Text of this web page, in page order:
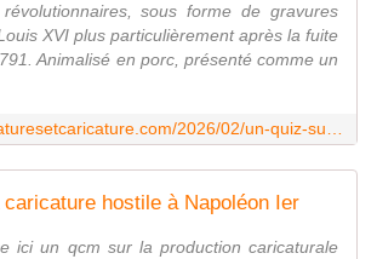
sous forme de gravures
XVI plus particulièrement après la fuite
Animalisé en porc, présenté comme un
hostile à Napoléon Ier
ici un qcm sur la production caricaturale